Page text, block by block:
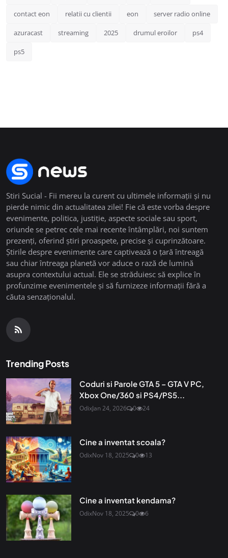
contact eon relatii cu clientii eon server radio online
azuracast streaming 2025 drumul eroilor ps4
ps5
Stiri Sucial - Fii mereu la curent cu ultimele informații și nu
pierde nimic din actualitatea zilei! Fie că este vorba despre
evenimente, politica, justiție, aspecte sociale sau sport,
oriunde se petrec cele mai recente întâmplări, noi suntem
prezenți, oferind știri proaspete, precise și cuprinzătoare.
Știrile despre evenimente care captivează o țară întreagă
sau chiar întreaga planetă vor aduce o rază de lumină
asupra contextului actual. Ele se străduiesc să explice în
profunzime evenimentele și să furnizeze informații fără a
căuta senzaționalul.
Trending Posts
Coduri si Parole GTA 5 – GTA V PC,
Xbox One/360 si PS4/PS5...
OdixJan 24, 2026 0 24
Cine a inventat scoala?
OdixNov 18, 2025 0 13
Cine a inventat kendama?
OdixNov 18, 2025 0 6